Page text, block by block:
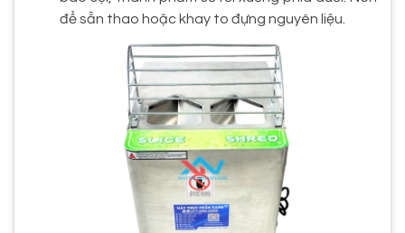
để sẵn thao hoặc khay to đựng nguyên liệu.